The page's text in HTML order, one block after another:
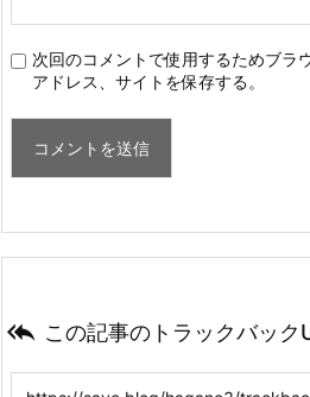
次回のコメントで使用するためブラ
アドレス、サイトを保存する。
 この記事のトラックバック